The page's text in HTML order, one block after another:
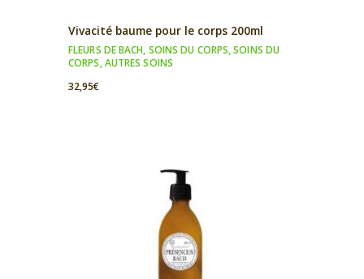
Vivacité baume pour le corps 200ml
FLEURS DE BACH, SOINS DU CORPS,SOINS DU
CORPS,AUTRES SOINS
32,95€